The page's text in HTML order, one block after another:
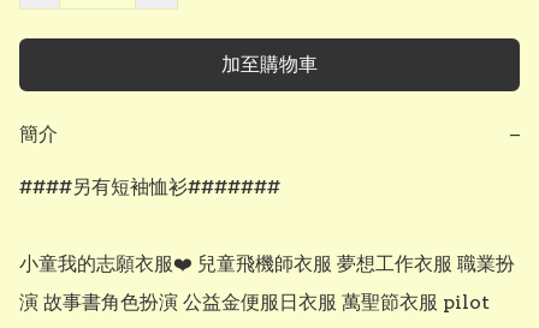
加至購物車
簡介 −
####另有短袖恤衫#######
小童我的志願衣服❤️ 兒童飛機師衣服 夢想工作衣服 職業扮
演 故事書角色扮演 公益金便服日衣服 萬聖節衣服 pilot